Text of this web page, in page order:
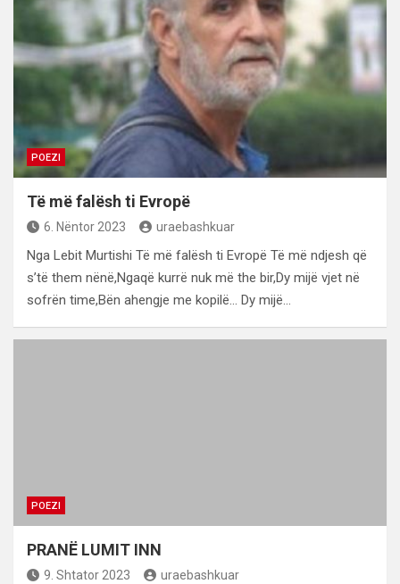
POEZI
Të më falësh ti Evropë
6. Nëntor 2023 uraebashkuar
Nga Lebit Murtishi Të më falësh ti Evropë Të më ndjesh që
s’të them nënë,Ngaqë kurrë nuk më the bir,Dy mijë vjet në
sofrën time,Bën ahengje me kopilë… Dy mijë…
POEZI
PRANË LUMIT INN
9. Shtator 2023 uraebashkuar